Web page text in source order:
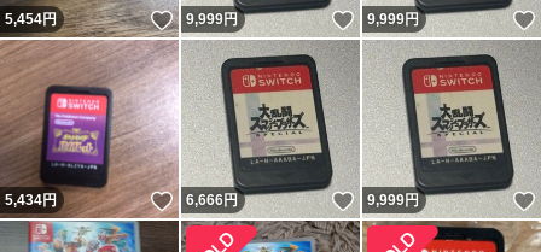
5,454円 いいね！
9,999円 いいね！
9,999円
5,434円 いいね！
6,666円 いいね！
9,999円